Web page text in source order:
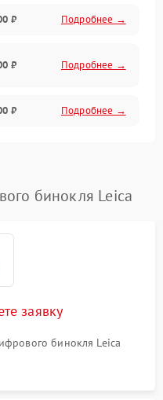
₽ Подробнее →
₽ Подробнее →
₽ Подробнее →
₽
бинокля Leica
заявку
бинокля Leica